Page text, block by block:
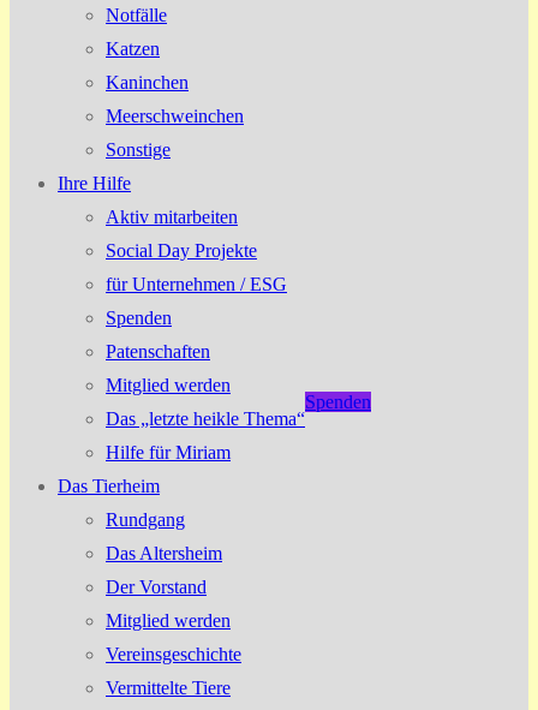
Notfälle
Katzen
Kaninchen
Meerschweinchen
Sonstige
Ihre Hilfe
Aktiv mitarbeiten
Social Day Projekte
für Unternehmen / ESG
Spenden
Patenschaften
Mitglied werden
Das „letzte heikle Thema“
Hilfe für Miriam
Das Tierheim
Rundgang
Das Altersheim
Der Vorstand
Mitglied werden
Vereinsgeschichte
Vermittelte Tiere
Spenden